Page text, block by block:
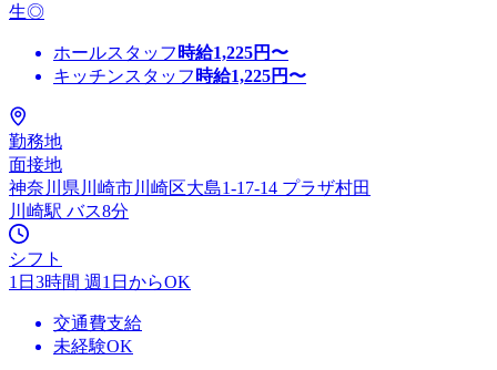
生◎
ホールスタッフ 時給1,225円〜
キッチンスタッフ 時給1,225円〜
勤務地
面接地
神奈川県川崎市川崎区大島1-17-14 プラザ村田
川崎駅 バス8分
シフト
1日3時間 週1日からOK
交通費支給
未経験OK